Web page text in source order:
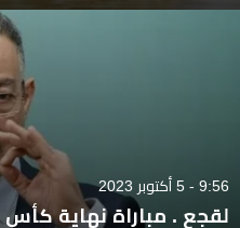
9:56 - 5 أكتوبر 2023